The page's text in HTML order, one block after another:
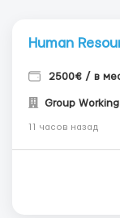
Human
2500€ / в
Group Working
11 часов назад